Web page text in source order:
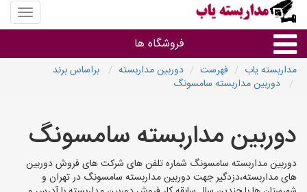
منوی
سایت
یاب
فروشگاه ها
براساس مشخصات ظاهری
براساس برند
فروشندگان دوربین مداربسته
مداربسته یاب فهرست دوربین مداربسته
براساس برند
دوربین مداربسته سامسونگ
دوربین مداربسته سامسونگ
دوربین مداربسته سامسونگ شماره تلفن های شرکت های فروش دوربین
های مداربسته،دزدگیر جهت دوربین مداربسته سامسونگ در تهران و